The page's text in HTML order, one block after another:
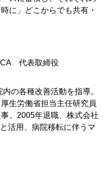
に」どこからでも共有・
代表取締役
の各種改善活動を指導。
生労働省担当主任研究員
。2005年退職、株式会社
活用、病院移転に伴うマ